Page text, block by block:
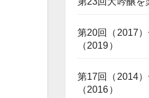
第20回（2017
（2019）
第17回（2014
（2016）